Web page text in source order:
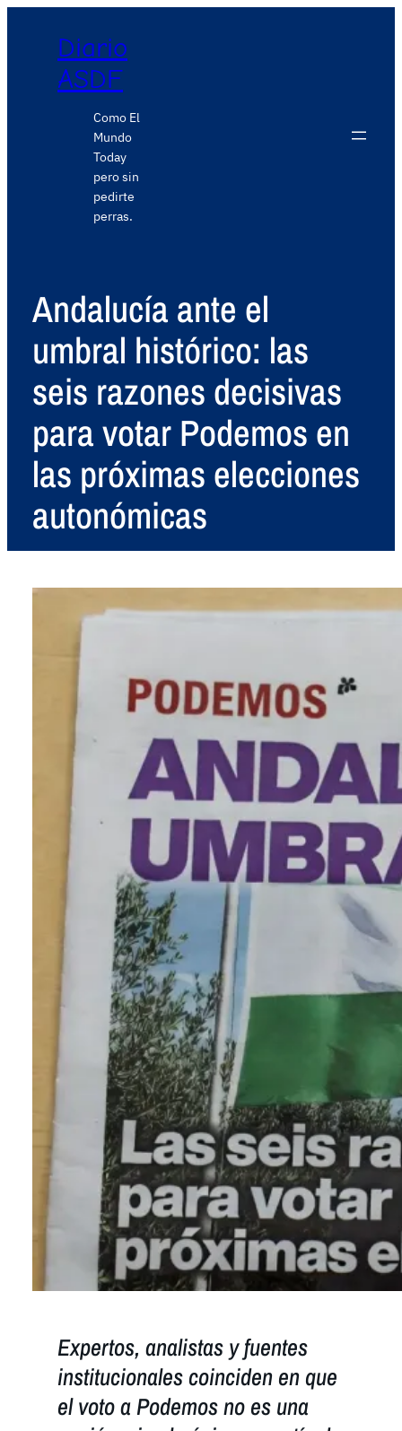
Diario
ASDF
Como El
Mundo
Today
pero sin
pedirte
perras.
Andalucía ante el
umbral histórico: las
seis razones decisivas
para votar Podemos en
las próximas elecciones
autonómicas
Expertos, analistas y fuentes
institucionales coinciden en que
el voto a Podemos no es una